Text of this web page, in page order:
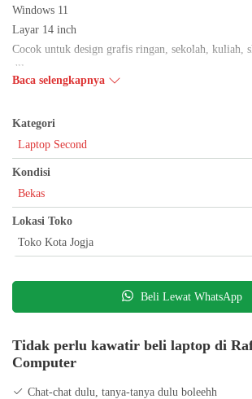
Windows 11
Layar 14 inch
Cocok untuk design grafis ringan, sekolah, kuliah,
dll
All fungsi jelas normal
Harga nego tipis
Bergaransi boskuu
Bisa tukar tambah
Bisa bayar ditempat
Baca selengkapnya
Kategori
Laptop Second
Kondisi
Bekas
Lokasi Toko
Toko Kota Jogja
Beli Lewat WhatsApp
Tidak perlu kawatir beli laptop di
Computer
Chat-chat dulu, tanya-tanya dulu boleehh